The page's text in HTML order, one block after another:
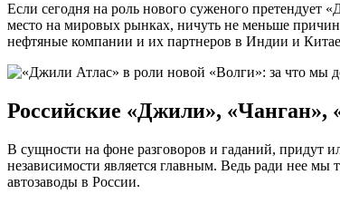
Если сегодня на роль нового суженого претендует
место на мировых рынках, ничуть не меньше
нефтяные компании и их партнеров в Индии и
Российские «Джили», «Чанган»,
В сущности на фоне разговоров и гаданий, придут
независимости является главным. Ведь ради нее
автозаводы в России.